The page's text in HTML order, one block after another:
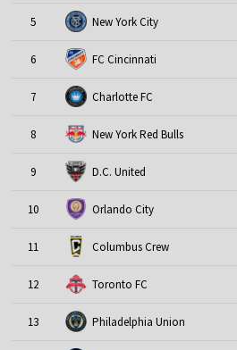
5 New York City
6 FC Cincinnati
7 Charlotte FC
8 New York Red Bulls
9 D.C. United
10 Orlando City
11 Columbus Crew
12 Toronto FC
13 Philadelphia Union